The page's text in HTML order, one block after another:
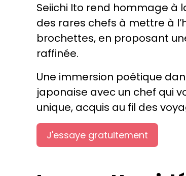
Seiichi Ito rend hommage à
des rares chefs à mettre à
brochettes, en proposant
raffinée.
Une immersion poétique
japonaise avec un chef qui
unique, acquis au fil des
J'essaye gratuitement